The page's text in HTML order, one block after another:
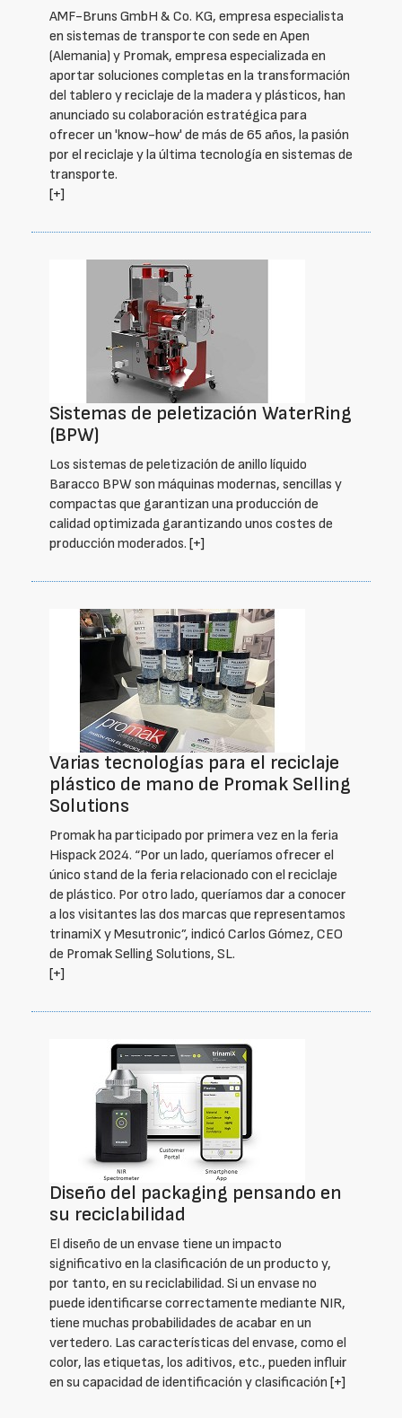
AMF-Bruns GmbH & Co. KG, empresa especialista
en sistemas de transporte con sede en Apen
(Alemania) y Promak, empresa especializada en
aportar soluciones completas en la transformación
del tablero y reciclaje de la madera y plásticos, han
anunciado su colaboración estratégica para
ofrecer un 'know-how' de más de 65 años, la pasión
por el reciclaje y la última tecnología en sistemas de
transporte.
[+]
Sistemas de peletización WaterRing
(BPW)
Los sistemas de peletización de anillo líquido
Baracco BPW son máquinas modernas, sencillas y
compactas que garantizan una producción de
calidad optimizada garantizando unos costes de
producción moderados. [+]
Varias tecnologías para el reciclaje
plástico de mano de Promak Selling
Solutions
Promak ha participado por primera vez en la feria
Hispack 2024. “Por un lado, queríamos ofrecer el
único stand de la feria relacionado con el reciclaje
de plástico. Por otro lado, queríamos dar a conocer
a los visitantes las dos marcas que representamos
trinamiX y Mesutronic”, indicó Carlos Gómez, CEO
de Promak Selling Solutions, SL.
[+]
Diseño del packaging pensando en
su reciclabilidad
El diseño de un envase tiene un impacto
significativo en la clasificación de un producto y,
por tanto, en su reciclabilidad. Si un envase no
puede identificarse correctamente mediante NIR,
tiene muchas probabilidades de acabar en un
vertedero. Las características del envase, como el
color, las etiquetas, los aditivos, etc., pueden influir
en su capacidad de identificación y clasificación [+]